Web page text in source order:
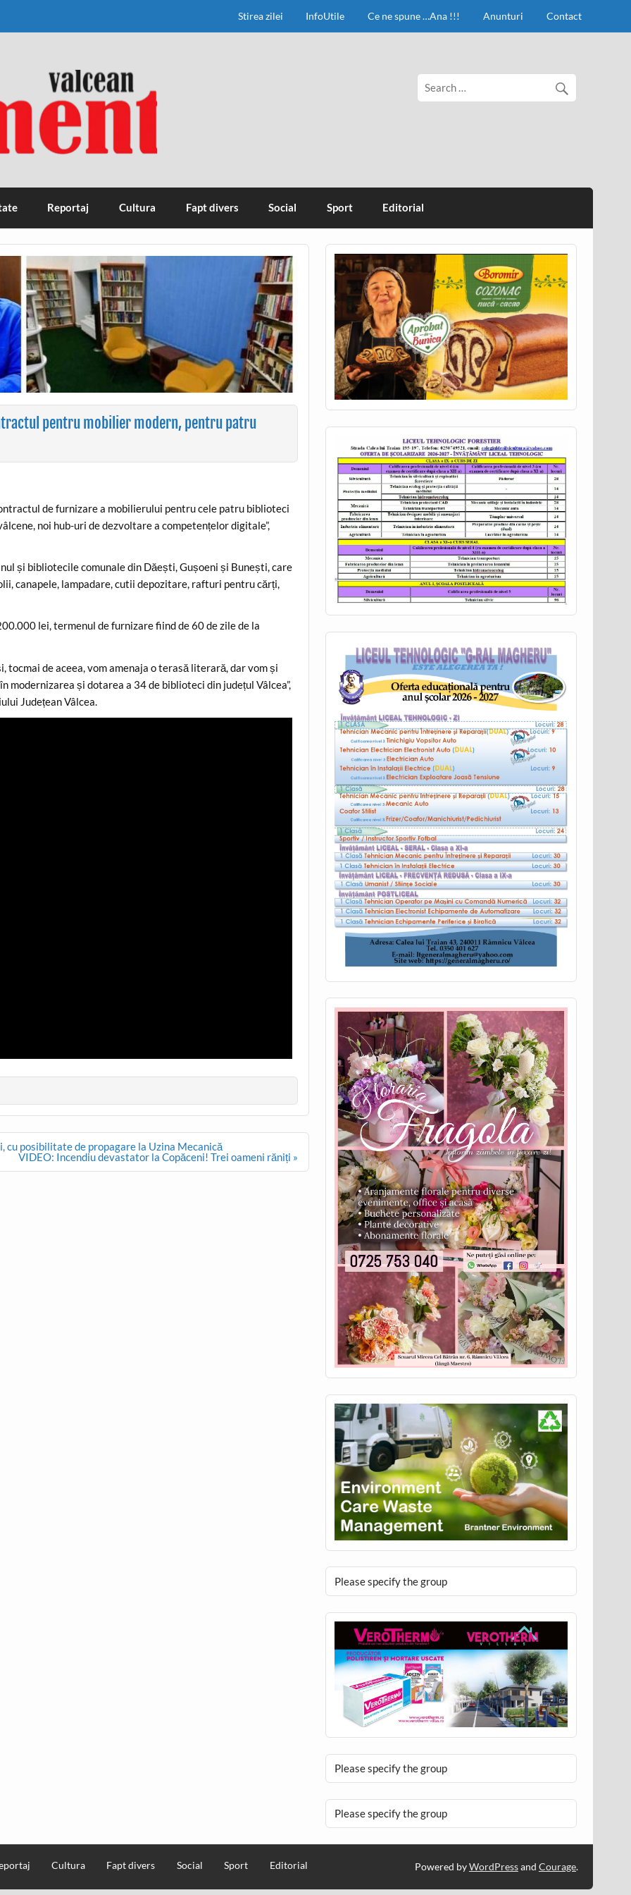
Stirea zilei InfoUtile Ce ne spune …Ana !!! Anunturi Contact
Reportaj Cultura Fapt divers Social Sport Editorial
pentru mobilier modern, pentru patru
de furnizare a mobilierului pentru cele patru biblioteci
noi hub-uri de dezvoltare a competențelor digitale”,
și bibliotecile comunale din Dăești, Gușoeni și Bunești, care
canapele, lampadare, cutii depozitare, rafturi pentru cărți,
lei, termenul de furnizare fiind de 60 de zile de la
de aceea, vom amenaja o terasă literară, dar vom și
modernizarea și dotarea a 34 de biblioteci din județul Vâlcea”,
Județean Vâlcea.
cu posibilitate de propagare la Uzina Mecanică
VIDEO: Incendiu devastator la Copăceni! Trei oameni răniți »
Please specify the group
Please specify the group
Please specify the group
Cultura Fapt divers Social Sport Editorial Powered byWordPressand Courage.